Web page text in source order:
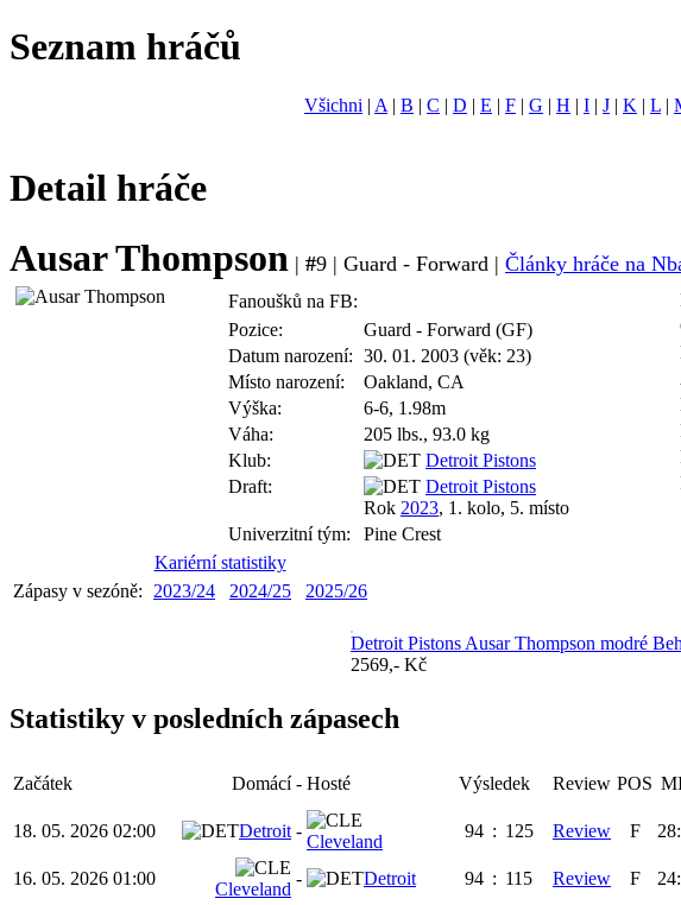
Seznam hráčů
Všichni | A | B | C | D | E | F | G | H | I | J | K | L |
Detail hráče
Ausar Thompson | #9 | Guard - Forward | Články hráče na
Fanoušků na FB:
Pozice:
Guard - Forward (GF)
Datum narození: 30. 01. 2003 (věk: 23)
Místo narození:
Oakland, CA
Výška:
6-6, 1.98m
Váha:
205 lbs., 93.0 kg
Klub:
Detroit Pistons
Draft:
Detroit Pistons
Rok 2023, 1. kolo, 5. místo
Univerzitní tým:
Pine Crest
Kariérní statistiky
Zápasy v sezóně:
2023/24 2024/25 2025/26
Detroit Pistons Ausar Thompson modré
2569,- Kč
Statistiky v posledních zápasech
Začátek Domácí - Hosté Výsledek Review POS
18. 05. 2026 02:00 Detroit -
Cleveland
94 : 125 Review F
16. 05. 2026 01:00
Cleveland
- Detroit 94 : 115 Review F